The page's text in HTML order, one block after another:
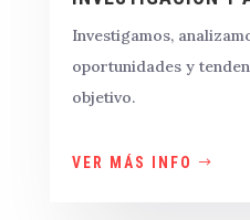
Investigamos,
oportunidades y
objetivo.
VER MÁS INFO